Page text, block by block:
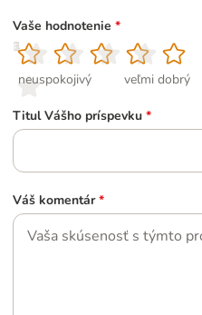
Vaše hodnotenie *
1
neuspokojivý
2
3
4
5
veľmi dobrý
Titul Vášho príspevku *
Váš komentár *